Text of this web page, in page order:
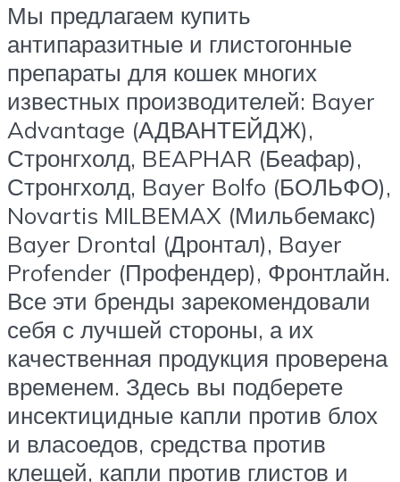
Мы предлагаем купить
антипаразитные и глистогонные
препараты для кошек многих
известных производителей: Bayer
Advantage (АДВАНТЕЙДЖ),
Стронгхолд, BEAPHAR (Беафар),
Стронгхолд, Bayer Bolfo (БОЛЬФО),
Novartis MILBEMAX (Мильбемакс)
Bayer Drontal (Дронтал), Bayer
Profender (Профендер), Фронтлайн.
Все эти бренды зарекомендовали
себя с лучшей стороны, а их
качественная продукция проверена
временем. Здесь вы подберете
инсектицидные капли против блох
и власоедов, средства против
клещей, капли против глистов и